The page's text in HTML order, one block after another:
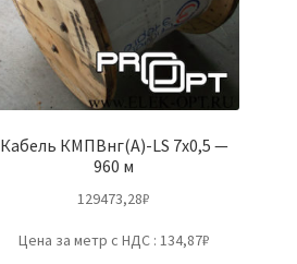
Кабель КМПВнг(А)-LS 7х0,5 —
960 м
129473,28₽
Цена за метр с НДС : 134,87₽